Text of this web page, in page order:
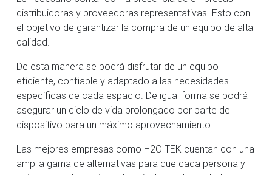
distribuidoras y proveedoras representativas. Esto con
el objetivo de garantizar la compra de un equipo de alta
calidad.
De esta manera se podrá disfrutar de un equipo
eficiente, confiable y adaptado a las necesidades
específicas de cada espacio. De igual forma se podrá
asegurar un ciclo de vida prolongado por parte del
dispositivo para un máximo aprovechamiento.
Las mejores empresas como H2O TEK cuentan con una
amplia gama de alternativas para que cada persona y